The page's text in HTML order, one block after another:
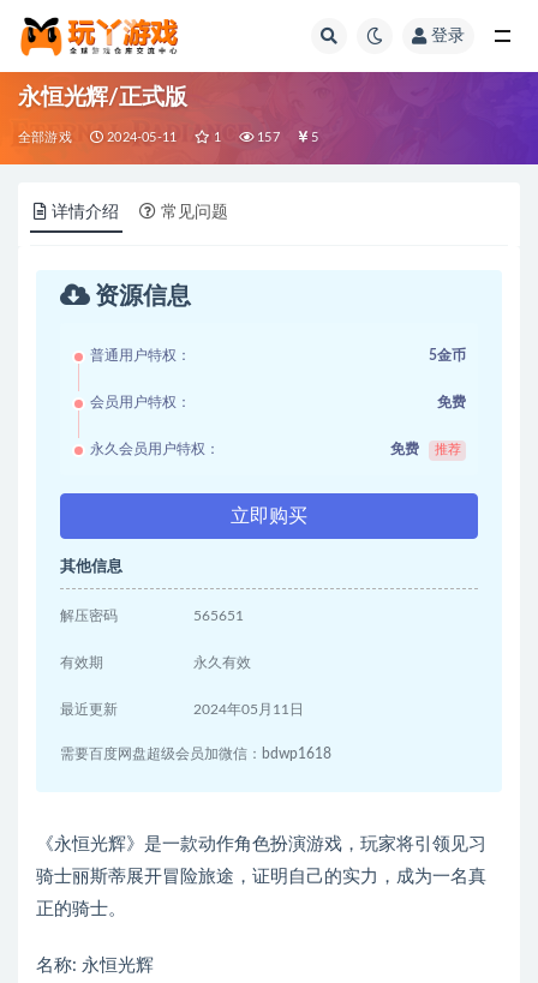
登录
永恒光辉/正式版
全部游戏 2024-05-11 1 157 5
详情介绍 常见问题
资源信息
普通用户特权： 5金币
会员用户特权： 免费
永久会员用户特权： 免费 推荐
立即购买
其他信息
解压密码 565651
有效期 永久有效
最近更新 2024年05月11日
需要百度网盘超级会员加微信：bdwp1618
《永恒光辉》是一款动作角色扮演游戏，玩家将引领见习
骑士丽斯蒂展开冒险旅途，证明自己的实力，成为一名真
正的骑士。
名称: 永恒光辉